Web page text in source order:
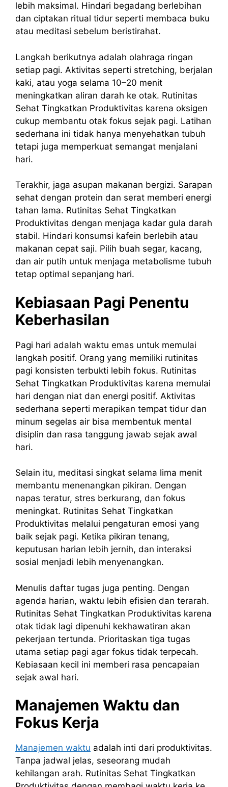
lebih maksimal. Hindari begadang berlebihan
dan ciptakan ritual tidur seperti membaca buku
atau meditasi sebelum beristirahat.
Langkah berikutnya adalah olahraga ringan
setiap pagi. Aktivitas seperti stretching, berjalan
kaki, atau yoga selama 10–20 menit
meningkatkan aliran darah ke otak. Rutinitas
Sehat Tingkatkan Produktivitas karena oksigen
cukup membantu otak fokus sejak pagi. Latihan
sederhana ini tidak hanya menyehatkan tubuh
tetapi juga memperkuat semangat menjalani
hari.
Terakhir, jaga asupan makanan bergizi. Sarapan
sehat dengan protein dan serat memberi energi
tahan lama. Rutinitas Sehat Tingkatkan
Produktivitas dengan menjaga kadar gula darah
stabil. Hindari konsumsi kafein berlebih atau
makanan cepat saji. Pilih buah segar, kacang,
dan air putih untuk menjaga metabolisme tubuh
tetap optimal sepanjang hari.
Kebiasaan Pagi Penentu
Keberhasilan
Pagi hari adalah waktu emas untuk memulai
langkah positif. Orang yang memiliki rutinitas
pagi konsisten terbukti lebih fokus. Rutinitas
Sehat Tingkatkan Produktivitas karena memulai
hari dengan niat dan energi positif. Aktivitas
sederhana seperti merapikan tempat tidur dan
minum segelas air bisa membentuk mental
disiplin dan rasa tanggung jawab sejak awal
hari.
Selain itu, meditasi singkat selama lima menit
membantu menenangkan pikiran. Dengan
napas teratur, stres berkurang, dan fokus
meningkat. Rutinitas Sehat Tingkatkan
Produktivitas melalui pengaturan emosi yang
baik sejak pagi. Ketika pikiran tenang,
keputusan harian lebih jernih, dan interaksi
sosial menjadi lebih menyenangkan.
Menulis daftar tugas juga penting. Dengan
agenda harian, waktu lebih efisien dan terarah.
Rutinitas Sehat Tingkatkan Produktivitas karena
otak tidak lagi dipenuhi kekhawatiran akan
pekerjaan tertunda. Prioritaskan tiga tugas
utama setiap pagi agar fokus tidak terpecah.
Kebiasaan kecil ini memberi rasa pencapaian
sejak awal hari.
Manajemen Waktu dan
Fokus Kerja
Manajemen waktu adalah inti dari produktivitas.
Tanpa jadwal jelas, seseorang mudah
kehilangan arah. Rutinitas Sehat Tingkatkan